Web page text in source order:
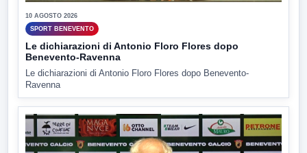
10 AGOSTO 2026
SPORT BENEVENTO
Le dichiarazioni di Antonio Floro Flores dopo
Benevento-Ravenna
Le dichiarazioni di Antonio Floro Flores dopo Benevento-
Ravenna